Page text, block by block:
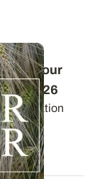
pour
2026
fertilisation